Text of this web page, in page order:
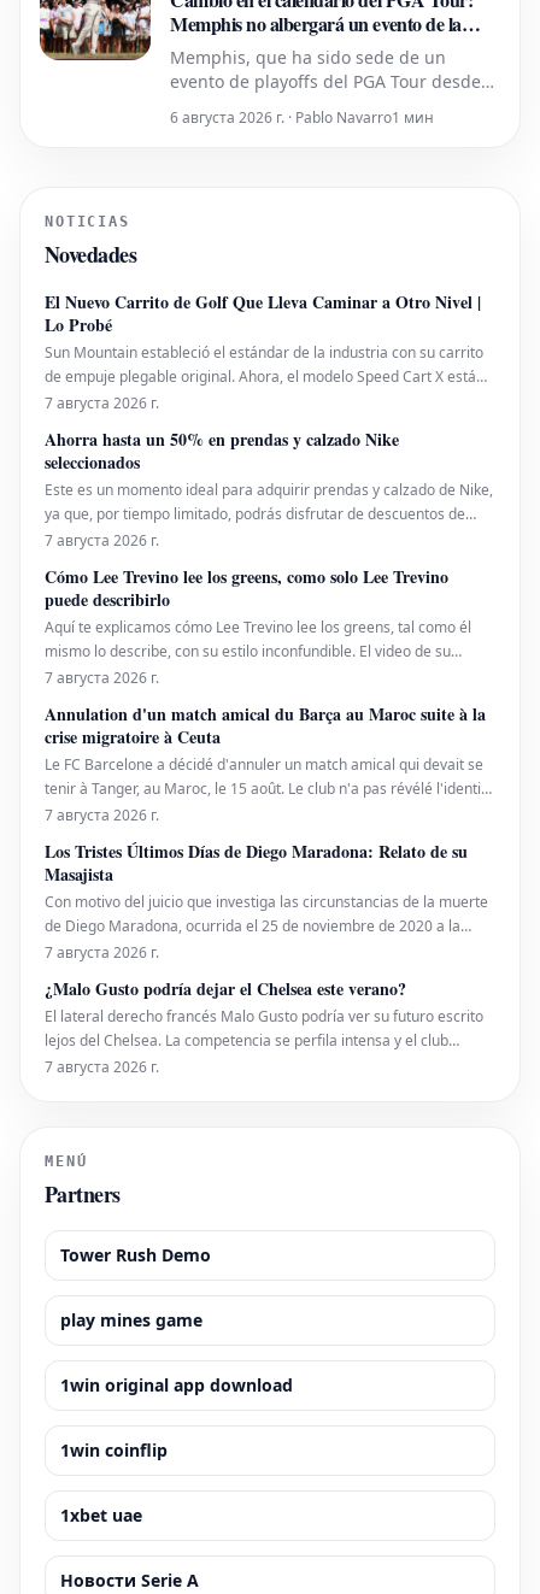
Memphis no albergará un evento de la
Serie de Campeonato
Memphis, que ha sido sede de un
evento de playoffs del PGA Tour desde
2022, no albergará un torneo de la Serie
de Campeonato del PGA Tour.
6 августа 2026 г. · Pablo Navarro1 мин
NOTICIAS
Novedades
El Nuevo Carrito de Golf Que Lleva Caminar a Otro Nivel |
Lo Probé
Sun Mountain estableció el estándar de la industria con su carrito
de empuje plegable original. Ahora, el modelo Speed Cart X está
cambiando el juego una vez más.
7 августа 2026 г.
Ahorra hasta un 50% en prendas y calzado Nike
seleccionados
Este es un momento ideal para adquirir prendas y calzado de Nike,
ya que, por tiempo limitado, podrás disfrutar de descuentos de
hasta el 50% sobre el precio de venta habitual.
7 августа 2026 г.
Cómo Lee Trevino lee los greens, como solo Lee Trevino
puede describirlo
Aquí te explicamos cómo Lee Trevino lee los greens, tal como él
mismo lo describe, con su estilo inconfundible. El video de su
explicación fue compartido recientemente en redes sociales.
7 августа 2026 г.
Annulation d'un match amical du Barça au Maroc suite à la
crise migratoire à Ceuta
Le FC Barcelone a décidé d'annuler un match amical qui devait se
tenir à Tanger, au Maroc, le 15 août. Le club n'a pas révélé l'identité
de son adversaire pour cette rencontre. Cette décision a été prise
se sont déroulés à Ceuta.
7 августа 2026 г.
Los Tristes Últimos Días de Diego Maradona: Relato de su
Masajista
Con motivo del juicio que investiga las circunstancias de la muerte
de Diego Maradona, ocurrida el 25 de noviembre de 2020 a la
temprana edad de 60 años, su masajista, Nicolas Taffarel, ha
argentino. Taffarel describió un p
7 августа 2026 г.
¿Malo Gusto podría dejar el Chelsea este verano?
El lateral derecho francés Malo Gusto podría ver su futuro escrito
lejos del Chelsea. La competencia se perfila intensa y el club
londinense podría abrirle la puerta de salida al ex jugador del Lyon
7 августа 2026 г.
MENÚ
Partners
Tower Rush Demo
play mines game
1win original app download
1win coinflip
1xbet uae
Новости Serie A